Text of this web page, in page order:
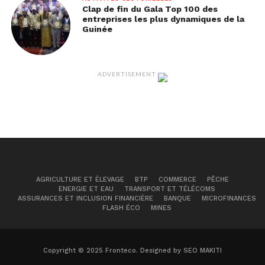
régénérés deviennent plus fertiles et favorisent
une agriculture durable.
Investir dans la nature revient donc à investir
Plusieurs initiatives démontrent déjà que la
La Grande Muraille Verte en
Verte vise à restaurer des millions d’hectares de
Clap de fin du Gala Top 100 des
entreprises les plus dynamiques de la
Guinée
ADVERTISEMENT
AGRICULTURE ET ÉLEVAGE BTP COMMERCE
PÊCHE
ENERGIE ET EAU
TRANSPORT ET TÉLÉCOMS
ASSURANCES ET INCLUSION FINANCIÈRE
BANQUE
MICROFINANCES
FLASH ÉCO
MINES
Copyright © 2025 Fronteco. Designed by SEO MAKITI